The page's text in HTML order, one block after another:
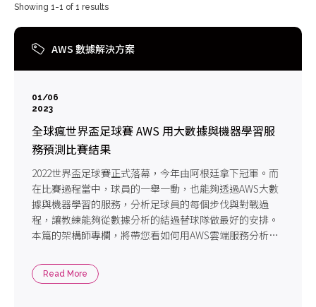
Showing 1-1 of 1 results
AWS 數據解決方案
01/06
2023
全球瘋世界盃足球賽 AWS 用大數據與機器學習服
務預測比賽結果
2022世界盃足球賽正式落幕，今年由阿根廷拿下冠軍。而
在比賽過程當中，球員的一舉一動，也能夠透過AWS大數
據與機器學習的服務，分析足球員的每個步伐與對戰過
程，讓教練能夠從數據分析的結過替球隊做最好的安排。
本篇的架構師專欄，將帶您看如何用AWS雲端服務分析世
Read More